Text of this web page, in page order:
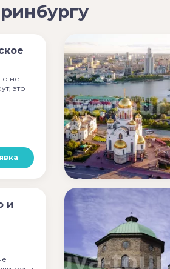
не
это
и